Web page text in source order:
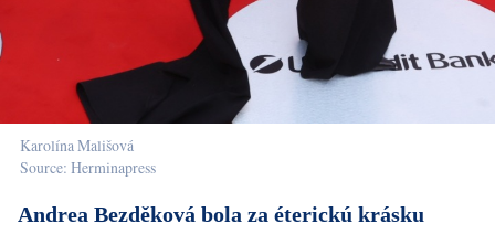
Karolína Mališová
Source: Herminapress
Andrea Bezděková bola za éterickú krásku